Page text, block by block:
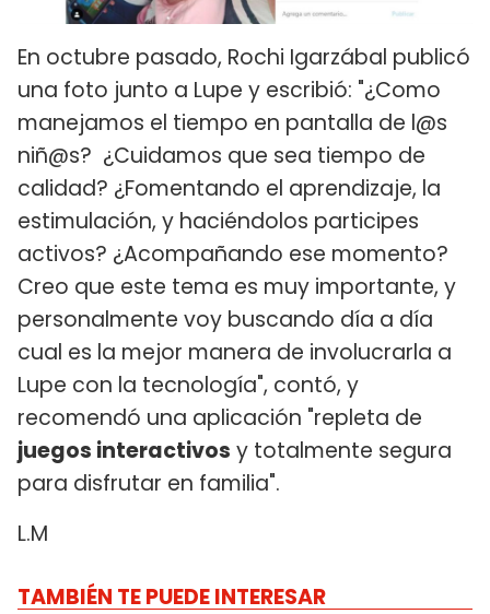
En octubre pasado, Rochi Igarzábal publicó
una foto junto a Lupe y escribió: "¿Como
manejamos el tiempo en pantalla de l@s
niñ@s? ¿Cuidamos que sea tiempo de
calidad? ¿Fomentando el aprendizaje, la
estimulación, y haciéndolos participes
activos? ¿Acompañando ese momento?
Creo que este tema es muy importante, y
personalmente voy buscando día a día
cual es la mejor manera de involucrarla a
Lupe con la tecnología", contó, y
recomendó una aplicación "repleta de
juegos interactivos y totalmente segura
para disfrutar en familia".
L.M
TAMBIÉN TE PUEDE INTERESAR